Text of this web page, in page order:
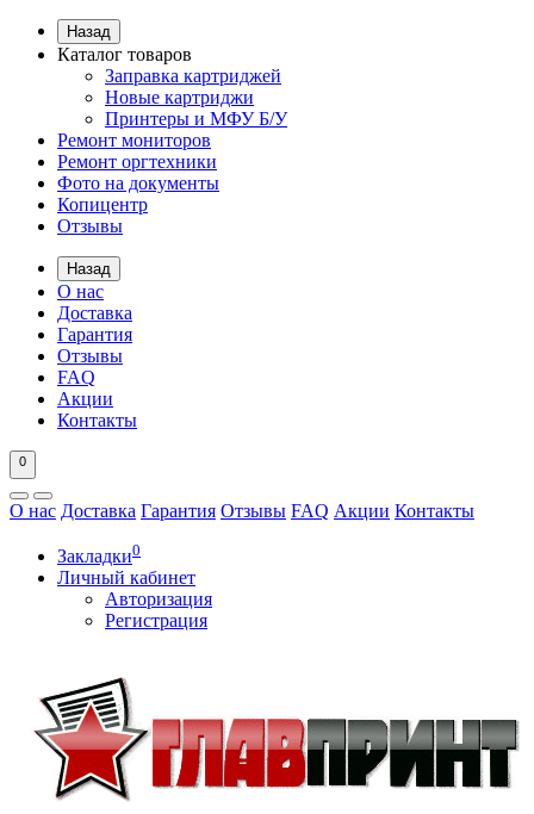
Назад
Каталог товаров
Заправка картриджей
Новые картриджи
Принтеры и МФУ Б/У
Ремонт мониторов
Ремонт оргтехники
Фото на документы
Копицентр
Отзывы
Назад
О нас
Доставка
Гарантия
Отзывы
FAQ
Акции
Контакты
0
О нас Доставка Гарантия Отзывы FAQ Акции Контакты
Закладки0
Личный кабинет
Авторизация
Регистрация